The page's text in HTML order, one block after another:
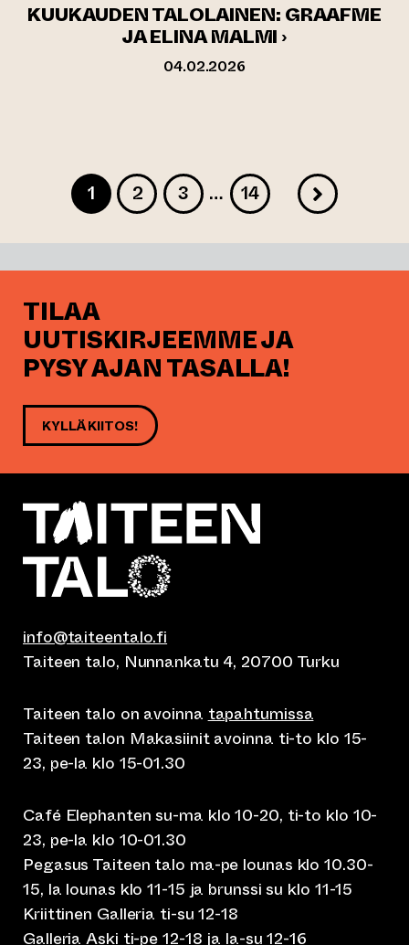
KUUKAUDEN TALOLAINEN: GRAAFME
JA ELINA MALMI ›
04.02.2026
Sivu
1 Sivu
2 Sivu
3 … Sivu
14
TILAA
UUTISKIRJEEMME JA
PYSY AJAN TASALLA!
KYLLÄ KIITOS!
info@taiteentalo.fi
Taiteen talo, Nunnankatu 4, 20700 Turku
Taiteen talo on avoinna tapahtumissa
Taiteen talon Makasiinit avoinna ti-to klo 15-
23, pe-la klo 15-01.30
Café Elephanten su-ma klo 10-20, ti-to klo 10-
23, pe-la klo 10-01.30
Pegasus Taiteen talo ma-pe lounas klo 10.30-
15, la lounas klo 11-15 ja brunssi su klo 11-15
Kriittinen Galleria ti-su 12-18
Galleria Aski ti-pe 12-18 ja la-su 12-16